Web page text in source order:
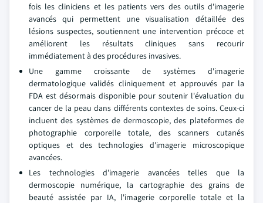
fois les cliniciens et les patients vers des outils d'imagerie
avancés qui permettent une visualisation détaillée des
lésions suspectes, soutiennent une intervention précoce et
améliorent les résultats cliniques sans recourir
immédiatement à des procédures invasives.
Une gamme croissante de systèmes d'imagerie
dermatologique validés cliniquement et approuvés par la
FDA est désormais disponible pour soutenir l'évaluation du
cancer de la peau dans différents contextes de soins. Ceux-ci
incluent des systèmes de dermoscopie, des plateformes de
photographie corporelle totale, des scanners cutanés
optiques et des technologies d'imagerie microscopique
avancées.
Les technologies d'imagerie avancées telles que la
dermoscopie numérique, la cartographie des grains de
beauté assistée par IA, l'imagerie corporelle totale et la